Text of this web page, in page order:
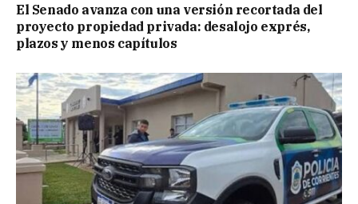
El Senado avanza con una versión recortada del
proyecto propiedad privada: desalojo exprés,
plazos y menos capítulos